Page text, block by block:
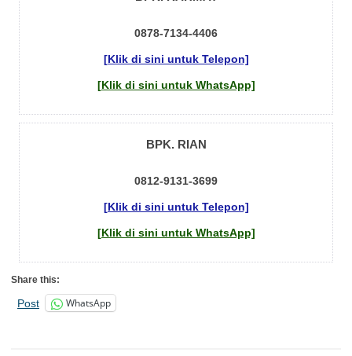
0878-7134-4406
[Klik di sini untuk Telepon]
[Klik di sini untuk WhatsApp]
BPK. RIAN
0812-9131-3699
[Klik di sini untuk Telepon]
[Klik di sini untuk WhatsApp]
Share this:
Post WhatsApp